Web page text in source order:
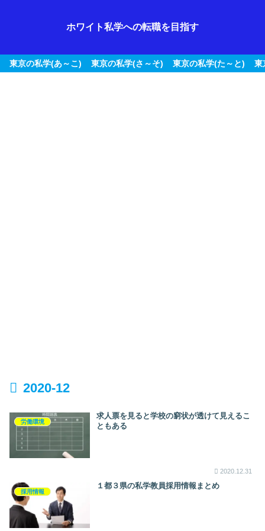
ホワイト私学への転職を目指す
東京の私学(あ～こ) 東京の私学(さ～そ) 東京の私学(た～と) 東
2020-12
労働環境
求人票を見ると学校の窮状が透けて見えるこ
ともある
2020.12.31
採用情報
１都３県の私学教員採用情報まとめ